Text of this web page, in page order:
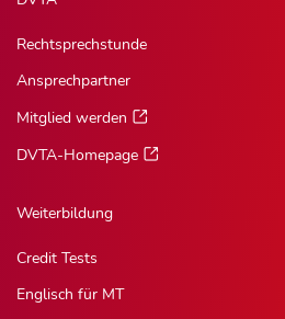
Rechtsprechstunde
Ansprechpartner
Mitglied werden
DVTA-Homepage
Weiterbildung
Credit Tests
Englisch für MT